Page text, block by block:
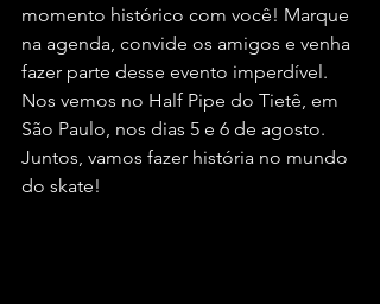
momento histórico com você! Marque
na agenda, convide os amigos e venha
fazer parte desse evento imperdível.
Nos vemos no Half Pipe do Tietê, em
São Paulo, nos dias 5 e 6 de agosto.
Juntos, vamos fazer história no mundo
do skate!